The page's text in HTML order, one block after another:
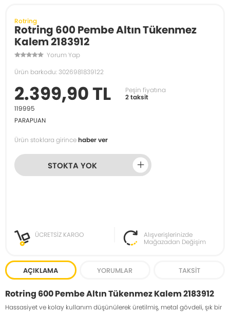
Rotring
Rotring 600 Pembe Altın Tükenmez
Kalem 2183912
Yorum Yap
Ürün barkodu: 3026981839122
2.399,90 TL
Peşin fiyatına
2 taksit
119995
PARAPUAN
Ürün stoklara girincehaber ver
STOKTA YOK
ÜCRETSİZ KARGO
Alışverişlerinizde
Mağazadan Değişim
AÇIKLAMA YORUMLAR TAKSIT
Rotring 600 Pembe Altın Tükenmez Kalem 2183912
Hassasiyet ve kolay kullanım düşünülerek üretilmiş, metal gövdeli, şık bir